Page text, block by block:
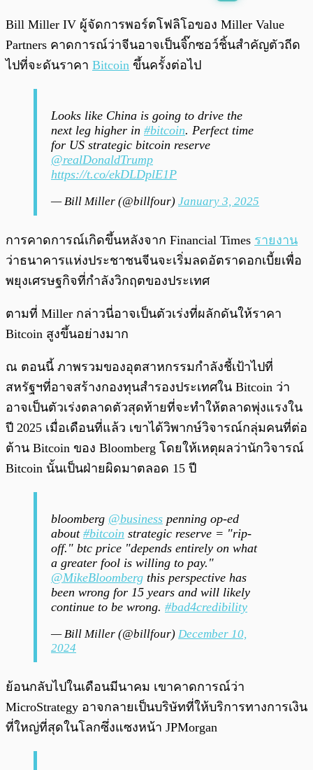
Bill Miller IV ผู้จัดการพอร์ตโฟลิโอของ Miller Value
Partners คาดการณ์ว่าจีนอาจเป็นจิ๊กซอว์ชิ้นสำคัญตัวถีด
ไปที่จะดันราคา Bitcoin ขึ้นครั้งต่อไป
Looks like China is going to drive the
next leg higher in #bitcoin. Perfect time
for US strategic bitcoin reserve
@realDonaldTrump
https://t.co/ekDLDplE1P
— Bill Miller (@billfour) January 3, 2025
การคาดการณ์เกิดขึ้นหลังจาก Financial Times รายงาน
ว่าธนาคารแห่งประชาชนจีนจะเริ่มลดอัตราดอกเบี้ยเพื่อ
พยุงเศรษฐกิจที่กำลังวิกฤตของประเทศ
ตามที่ Miller กล่าวนี่อาจเป็นตัวเร่งที่ผลักดันให้ราคา
Bitcoin สูงขึ้นอย่างมาก
ณ ตอนนี้ ภาพรวมของอุตสาหกรรมกำลังชี้เป้าไปที่
สหรัฐฯที่อาจสร้างกองทุนสำรองประเทศใน Bitcoin ว่า
อาจเป็นตัวเร่งตลาดตัวสุดท้ายที่จะทำให้ตลาดพุ่งแรงใน
ปี 2025 เมื่อเดือนที่แล้ว เขาได้วิพากษ์วิจารณ์กลุ่มคนที่ต่อ
ต้าน Bitcoin ของ Bloomberg โดยให้เหตุผลว่านักวิจารณ์
Bitcoin นั้นเป็นฝ่ายผิดมาตลอด 15 ปี
bloomberg @business penning op-ed
about #bitcoin strategic reserve = "rip-
off." btc price "depends entirely on what
a greater fool is willing to pay."
@MikeBloomberg this perspective has
been wrong for 15 years and will likely
continue to be wrong. #bad4credibility
— Bill Miller (@billfour) December 10,
2024
ย้อนกลับไปในเดือนมีนาคม เขาคาดการณ์ว่า
MicroStrategy อาจกลายเป็นบริษัทที่ให้บริการทางการเงิน
ที่ใหญ่ที่สุดในโลกซึ่งแซงหน้า JPMorgan